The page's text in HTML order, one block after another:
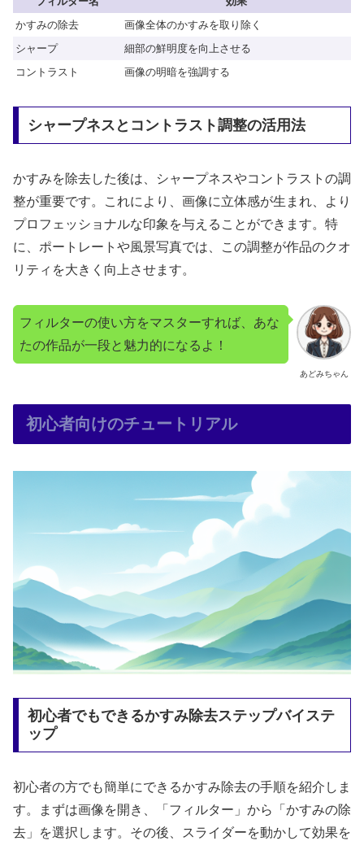
かすみの除去
画像全体のかすみを取り除く
シャープ
細部の鮮明度を向上させる
コントラスト
画像の明暗を強調する
シャープネスとコントラスト調整の活用法
かすみを除去した後は、シャープネスやコントラストの調
整が重要です。これにより、画像に立体感が生まれ、より
プロフェッショナルな印象を与えることができます。特
に、ポートレートや風景写真では、この調整が作品のクオ
リティを大きく向上させます。
あどみちゃん
フィルターの使い方をマスターすれば、あな
たの作品が一段と魅力的になるよ！
初心者向けのチュートリアル
初心者でもできるかすみ除去ステップバイステ
ップ
初心者の方でも簡単にできるかすみ除去の手順を紹介しま
す。まずは画像を開き、「フィルター」から「かすみの除
去」を選択します。その後、スライダーを動かして効果を